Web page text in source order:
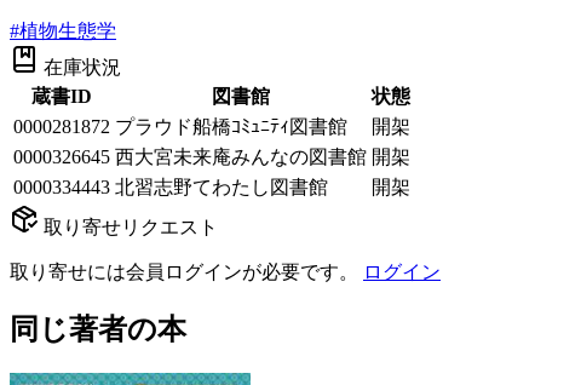
#植物生態学
在庫状況
蔵書ID
図書館
状態
0000281872 プラウド船橋ｺﾐｭﾆﾃｨ図書館
開架
0000326645 西大宮未来庵みんなの図書館 開架
0000334443 北習志野てわたし図書館
開架
取り寄せリクエスト
取り寄せには会員ログインが必要です。 ログイン
同じ著者の本